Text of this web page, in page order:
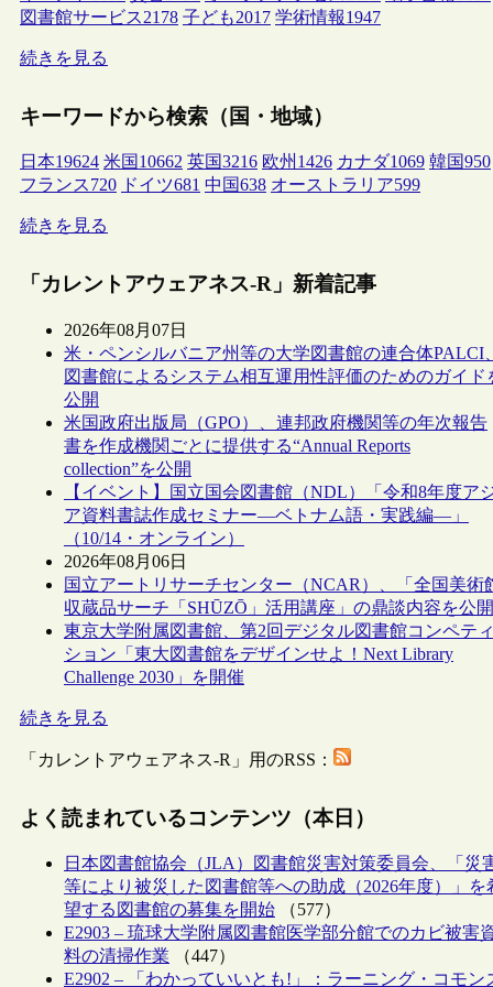
図書館サービス2178 子ども2017 学術情報1947
続きを見る
キーワードから検索（国・地域）
日本19624 米国 10662 英国3216 欧州 1426 カナダ1069 韓国950
フランス720 ドイツ681 中国638 オーストラリア599
続きを見る
「カレントアウェアネス-R」新着記事
2026年08月07日
米・ペンシルバニア州等の大学図書館の連合体PALCI、
図書館によるシステム相互運用性評価のためのガイド
公開
米国政府出版局（GPO）、連邦政府機関等の年次報告
書を作成機関ごとに提供する“Annual Reports
collection”を公開
【イベント】国立国会図書館（NDL）「令和8年度ア
ア資料書誌作成セミナー―ベトナム語・実践編―」
（10/14・オンライン）
2026年08月06日
国立アートリサーチセンター（NCAR）、「全国美術
収蔵品サーチ「SHŪZŌ」活用講座」の鼎談内容を公開
東京大学附属図書館、第2回デジタル図書館コンペティ
ション「東大図書館をデザインせよ！Next Library
Challenge 2030」を開催
続きを見る
「カレントアウェアネス-R」用のRSS：
よく読まれているコンテンツ（本日）
日本図書館協会（JLA）図書館災害対策委員会、「災
等により被災した図書館等への助成（2026年度）」を
望する図書館の募集を開始 （577）
E2903 – 琉球大学附属図書館医学部分館でのカビ被害
料の清掃作業 （447）
E2902 – 「わかっていいとも!」：ラーニング・コモン